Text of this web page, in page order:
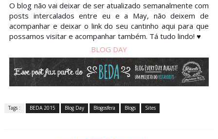
O blog não vai deixar de ser atualizado semanalmente com
posts intercalados entre eu e a May, não deixem de
acompanhar e deixar o link do seu cantinho aqui para que
possamos visitar e acompanhar também. Tá tudo lindo! ♥
BLOG DAY
Tags : BEDA 2015 Blog Day Blogosfera Blogs Sites